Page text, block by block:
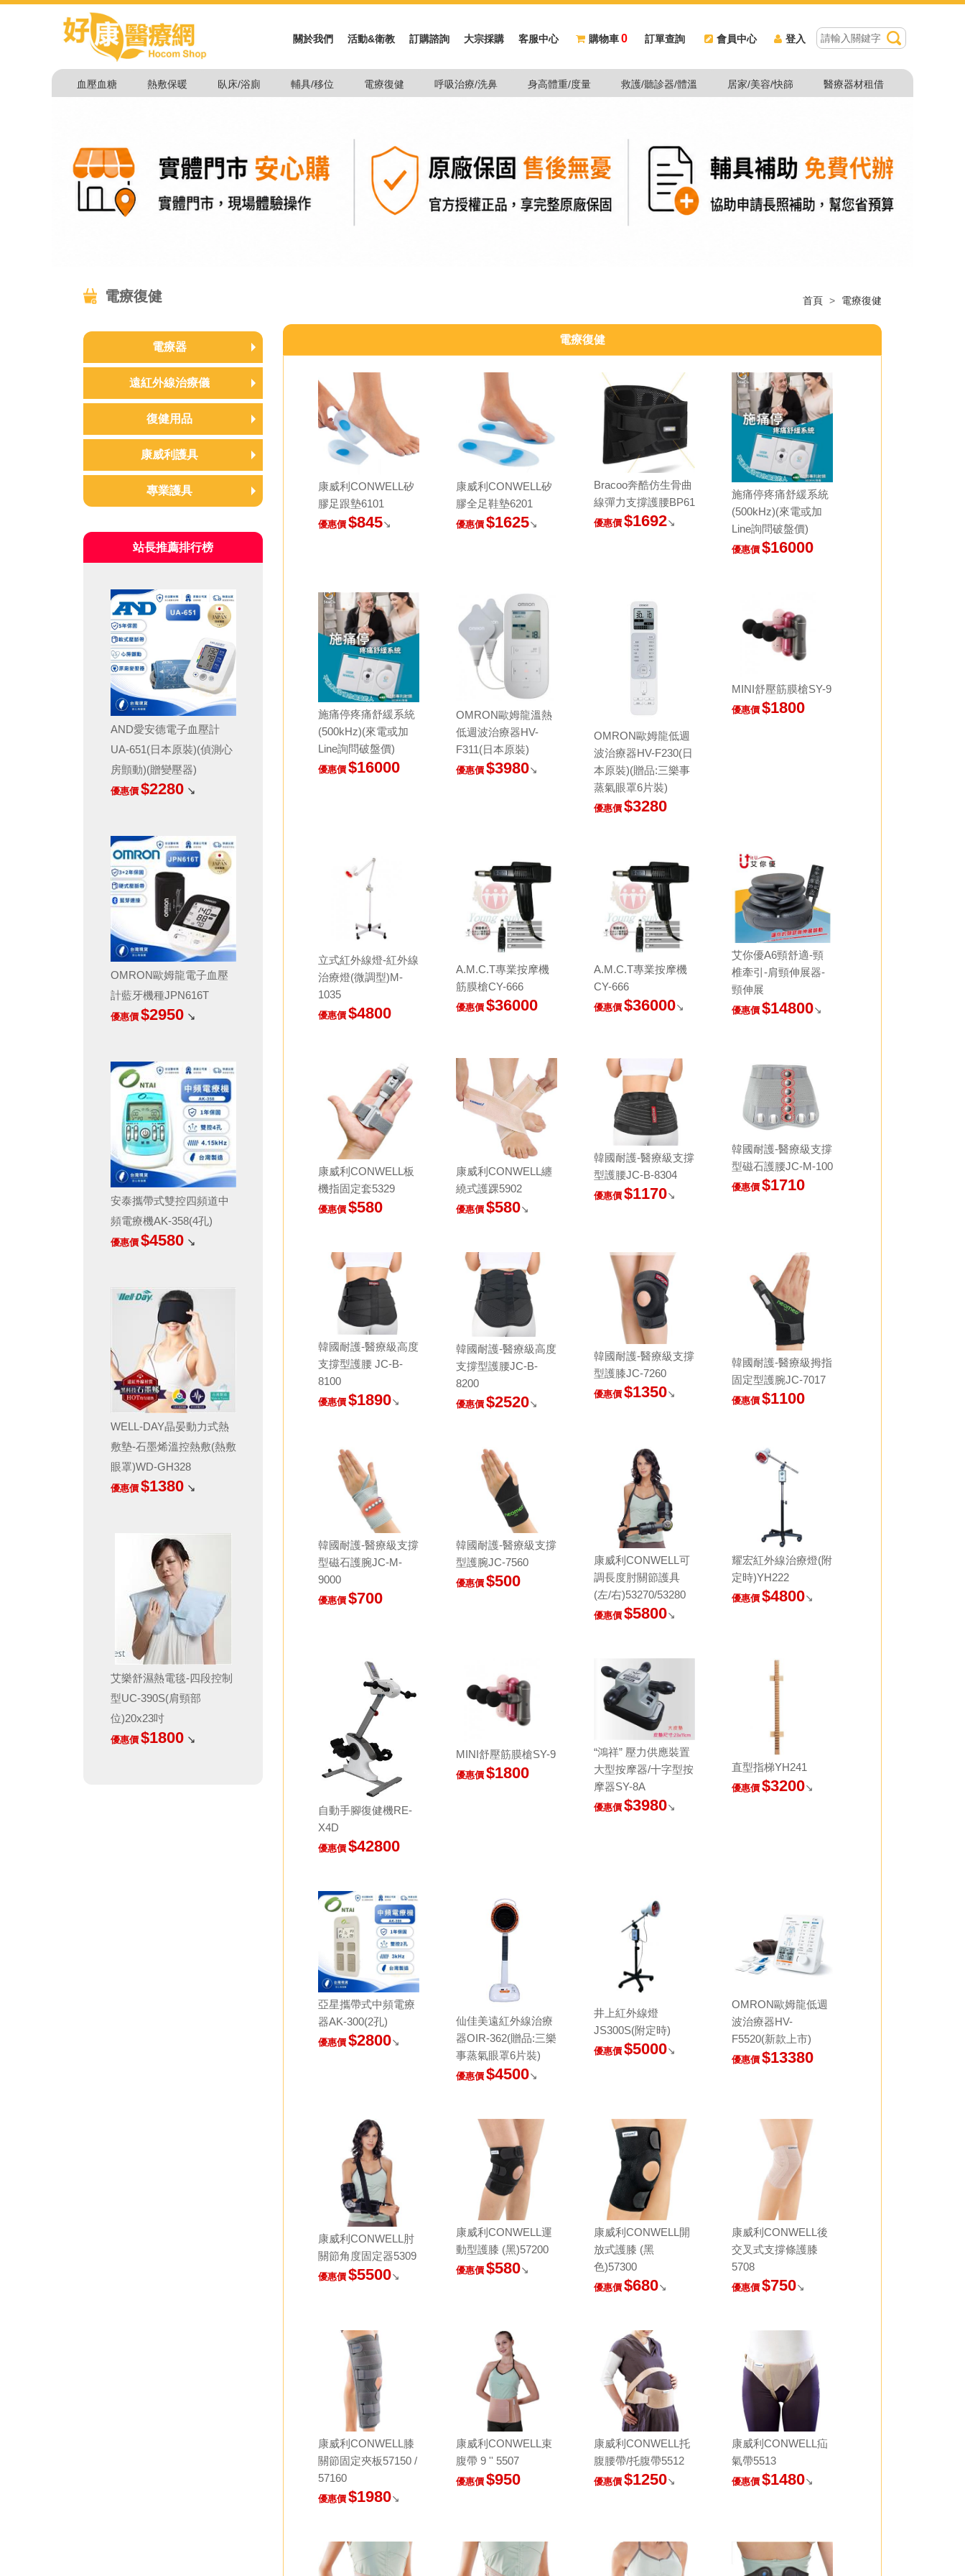
關於我們 活動&衛教 訂購諮詢 大宗採購 客服中心 購物車0 訂單查詢 會員中心 登入
血壓血糖 熱敷保暖 臥床/浴廁 輔具/移位 電療復健 呼吸治療/洗鼻 身高體重/度量 救護/聽診器/體溫 居家/美容/快篩 醫療器材租借
電療復健 首頁 > 電療復健
電療器
中頻電療機
低週波治療器
遠紅外線治療儀
遠紅外線治療儀
紅外線照護燈
復健用品
電動復健車/手腳訓練器
超音波導入儀/筋膜槍/頸椎牽
引器/拉筋板
蒸氣熱敷機/水煮熱敷墊
復健/訓練/遊戲器材
康威利護具
頸部/肩部
腰部/胸部/背部
膝蓋/腳踝/鞋墊
角度固定器/關節支架(髖關節/
膝蓋/手肘/腳踝)
專業護具
耐護NEOMED
站長推薦排行榜
AND愛安德電子血壓計
UA-651(日本原裝)(偵測心
房顫動)(贈變壓器)
優惠價 $2280↘
OMRON歐姆龍電子血壓
計藍牙機種JPN616T
優惠價 $2950↘
安泰攜帶式雙控四頻道中
頻電療機AK-358(4孔)
優惠價 $4580↘
WELL-DAY晶晏動力式熱
敷墊-石墨烯溫控熱敷(熱敷
眼罩)WD-GH328
優惠價 $1380↘
艾樂舒濕熱電毯-四段控制
型UC-390S(肩頸部
位)20x23吋
優惠價 $1800↘
電療復健
康威利CONWELL矽
膠足跟墊6101
優惠價 $845↘
康威利CONWELL矽
膠全足鞋墊6201
優惠價 $1625↘
Bracoo奔酷仿生骨曲
線彈力支撐護腰BP61
優惠價 $1692↘
施痛停疼痛舒緩系統
(500kHz)(來電或加
Line詢問破盤價)
優惠價 $16000
施痛停疼痛舒緩系統
(500kHz)(來電或加
Line詢問破盤價)
優惠價 $16000
OMRON歐姆龍溫熱
低週波治療器HV-
F311(日本原裝)
優惠價 $3980↘
OMRON歐姆龍低週
波治療器HV-F230(日
本原裝)(贈品:三樂事
蒸氣眼罩6片裝)
優惠價 $3280
MINI舒壓筋膜槍SY-9
優惠價 $1800
立式紅外線燈-紅外線
治療燈(微調型)M-
1035
優惠價 $4800
A.M.C.T專業按摩機
筋膜槍CY-666
優惠價 $36000
A.M.C.T專業按摩機
CY-666
優惠價 $36000↘
艾你優A6頸舒適-頸
椎牽引-肩頸伸展器-
頸伸展
優惠價 $14800↘
康威利CONWELL板
機指固定套5329
優惠價 $580
康威利CONWELL纏
繞式護踝5902
優惠價 $580↘
韓國耐護-醫療級支撐
型護腰JC-B-8304
優惠價 $1170↘
韓國耐護-醫療級支撐
型磁石護腰JC-M-100
優惠價 $1710
韓國耐護-醫療級高度
支撐型護腰 JC-B-
8100
優惠價 $1890↘
韓國耐護-醫療級高度
支撐型護腰JC-B-
8200
優惠價 $2520↘
韓國耐護-醫療級支撐
型護膝JC-7260
優惠價 $1350↘
韓國耐護-醫療級拇指
固定型護腕JC-7017
優惠價 $1100
韓國耐護-醫療級支撐
型磁石護腕JC-M-
9000
優惠價 $700
韓國耐護-醫療級支撐
型護腕JC-7560
優惠價 $500
康威利CONWELL可
調長度肘關節護具
(左/右)53270/53280
優惠價 $5800↘
耀宏紅外線治療燈(附
定時)YH222
優惠價 $4800↘
自動手腳復健機RE-
X4D
優惠價 $42800
MINI舒壓筋膜槍SY-9
優惠價 $1800
“鴻祥” 壓力供應裝置
大型按摩器/十字型按
摩器SY-8A
優惠價 $3980↘
直型指梯YH241
優惠價 $3200↘
亞星攜帶式中頻電療
器AK-300(2孔)
優惠價 $2800↘
仙佳美遠紅外線治療
器OIR-362(贈品:三樂
事蒸氣眼罩6片裝)
優惠價 $4500↘
井上紅外線燈
JS300S(附定時)
優惠價 $5000↘
OMRON歐姆龍低週
波治療器HV-
F5520(新款上市)
優惠價 $13380
康威利CONWELL肘
關節角度固定器5309
優惠價 $5500↘
康威利CONWELL運
動型護膝 (黑)57200
優惠價 $580↘
康威利CONWELL開
放式護膝 (黑
色)57300
優惠價 $680↘
康威利CONWELL後
交叉式支撐條護膝
5708
優惠價 $750↘
康威利CONWELL膝
關節固定夾板57150 /
57160
優惠價 $1980↘
康威利CONWELL束
腹帶 9 '' 5507
優惠價 $950
康威利CONWELL托
腹腰帶/托腹帶5512
優惠價 $1250↘
康威利CONWELL疝
氣帶5513
優惠價 $1480↘